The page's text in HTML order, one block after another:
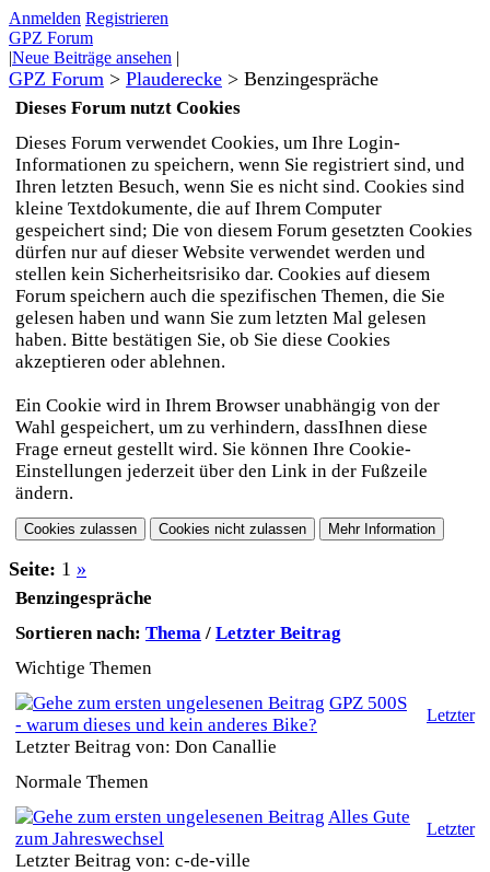
Anmelden Registrieren
GPZ Forum
|Neue Beiträge ansehen |
GPZ Forum > Plauderecke > Benzingespräche
Dieses Forum nutzt Cookies
Dieses Forum verwendet Cookies, um Ihre Login-
Informationen zu speichern, wenn Sie registriert sind, und
Ihren letzten Besuch, wenn Sie es nicht sind. Cookies sind
kleine Textdokumente, die auf Ihrem Computer
gespeichert sind; Die von diesem Forum gesetzten Cookies
dürfen nur auf dieser Website verwendet werden und
stellen kein Sicherheitsrisiko dar. Cookies auf diesem
Forum speichern auch die spezifischen Themen, die Sie
gelesen haben und wann Sie zum letzten Mal gelesen
haben. Bitte bestätigen Sie, ob Sie diese Cookies
akzeptieren oder ablehnen.
Ein Cookie wird in Ihrem Browser unabhängig von der
Wahl gespeichert, um zu verhindern, dassIhnen diese
Frage erneut gestellt wird. Sie können Ihre Cookie-
Einstellungen jederzeit über den Link in der Fußzeile
ändern.
Seite: 1 »
Benzingespräche
Sortieren nach: Thema / Letzter Beitrag
Wichtige Themen
GPZ 500S
- warum dieses und kein anderes Bike?
Letzter Beitrag von: Don Canallie
Letzter
Normale Themen
Alles Gute
zum Jahreswechsel
Letzter Beitrag von: c-de-ville
Letzter